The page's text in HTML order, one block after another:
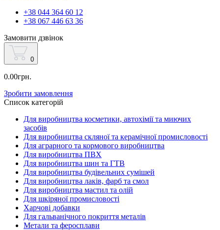
+38 044 364 60 12
+38 067 446 63 36
Замовити дзвінок
0
0.00грн.
Зробити замовлення
Список категорій
Для виробництва косметики, автохімії та миючих
засобів
Для виробництва скляної та керамічної промисловості
Для аграрного та кормового виробництва
Для виробництва ПВХ
Для виробництва шин та ГТВ
Для виробництва будівельних сумішей
Для виробництва лаків, фарб та смол
Для виробництва мастил та олій
Для шкіряної промисловості
Харчові добавки
Для гальванічного покриття металів
Метали та феросплави